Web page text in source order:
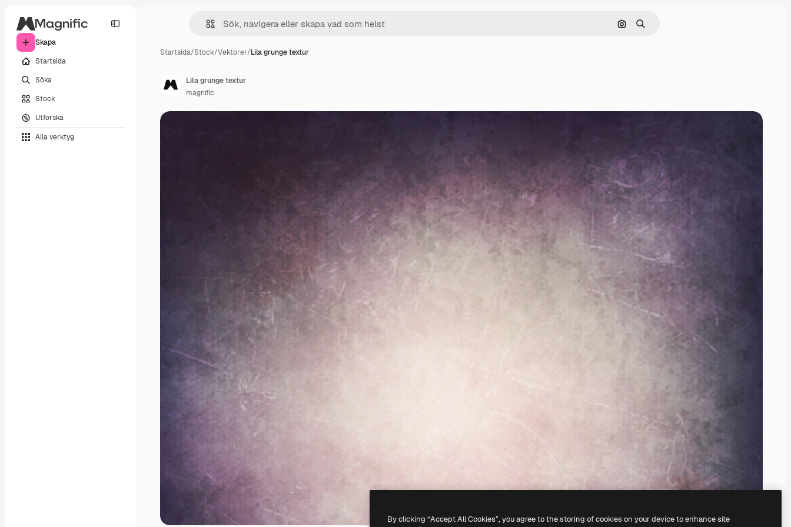
Skapa
Startsida
Söka
Stock
Utforska
Alla verktyg
Sök efter bild
Söka
Startsida/Stock/Vektorer/Lila grunge textur
Lila grunge textur
magnific
By clicking “Accept All Cookies”, you agree to the storing of cookies on your device to enhance site